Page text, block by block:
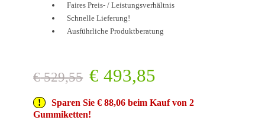
Faires Preis- / Leistungsverhältnis
Schnelle Lieferung!
Ausführliche Produktberatung
€529,55 € 493,85
Sparen Sie € 88,06 beim Kauf von 2
Gummiketten!